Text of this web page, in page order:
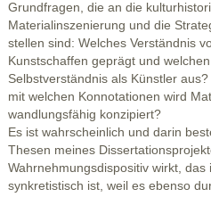
Grundfragen, die an die
Materialinszenierung und die
stellen sind: Welches Verständnis
Kunstschaffen geprägt und
Selbstverständnis als Künstler
mit welchen Konnotationen wird
wandlungsfähig konzipiert?
Es ist wahrscheinlich und darin
Thesen meines
Wahrnehmungsdispositiv wirkt, das
synkretistisch ist, weil es ebenso